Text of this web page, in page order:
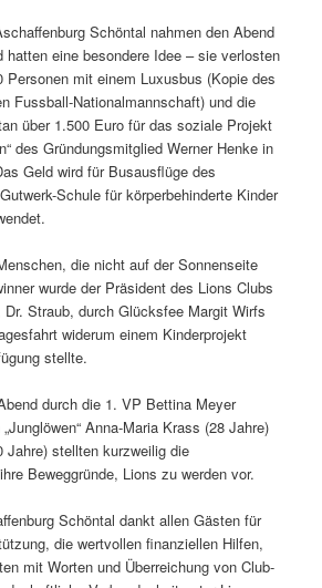
Schöntal nahmen den Abend
eine besondere Idee – sie verlosten
Personen mit einem Luxusbus (Kopie des
Fussball-Nationalmannschaft) und die
über 1.500 Euro für das soziale Projekt
des Gründungsmitglied Werner Henke in
Geld wird für Busausflüge des
Schule für körperbehinderte Kinder
die nicht auf der Sonnenseite
wurde der Präsident des Lions Clubs
Dr. Straub, durch Glücksfee Margit Wirfs
widerum einem Kinderprojekt
stellte.
durch die 1. VP Bettina Meyer
Anna-Maria Krass (28 Jahre)
Jahre) stellten kurzweilig die
Beweggründe, Lions zu werden vor.
Schöntal dankt allen Gästen für
die wertvollen finanziellen Hilfen,
mit Worten und Überreichung von Club-